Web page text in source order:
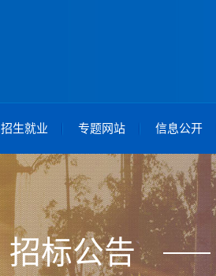
招生就业 专题网站 信息公开
招标公告